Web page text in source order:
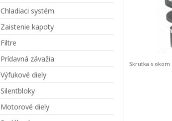
Skrutka s okom
Chladiaci systém
Zaistenie kapoty
Filtre
Prídavná závažia
Výfukové diely
Silentbloky
Motorové diely